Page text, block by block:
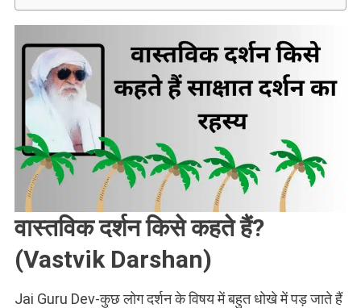
वास्तविक दर्शन किसे कहते हैं?
(Vastvik Darshan)
Jai Guru Dev-कुछ लोग दर्शन के विषय में बहुत धोखे में पड़ जाते हैं